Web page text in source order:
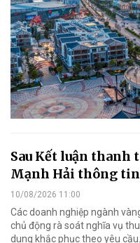
Sau Kết luận thanh
Mạnh Hải thông tin
10/08/2026 11:00
Các doanh nghiệp ngành
chủ động rà soát nghĩa vụ
dung khắc phục theo yêu cầu.